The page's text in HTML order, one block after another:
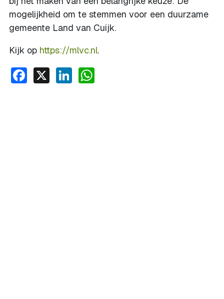
mogelijkheid om te stemmen voor een duurzame
gemeente Land van Cuijk.
Kijk op https://mlvc.nl.
Facebook
X LinkedIn